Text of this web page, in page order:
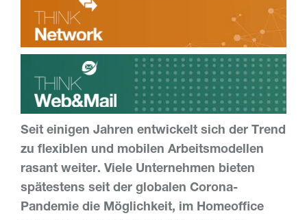
Seit einigen Jahren entwickelt sich der Trend
zu flexiblen und mobilen Arbeitsmodellen
rasant weiter. Viele Unternehmen bieten
spätestens seit der globalen Corona-
Pandemie die Möglichkeit, im Homeoffice